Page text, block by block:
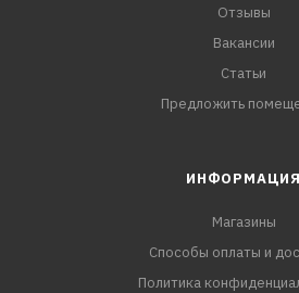
Отзывы
Вакансии
Статьи
Предложить
ИНФОРМАЦИЯ
Магазины
Способы оплаты и
Политика